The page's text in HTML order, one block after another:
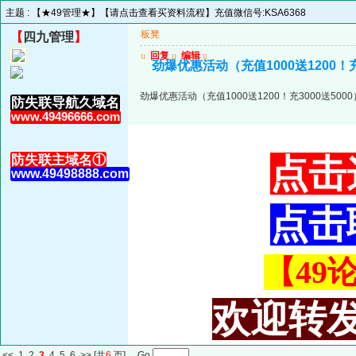
主题 : 【★49管理★】【请点击查看买资料流程】充值微信号:KSA6368
【 四九管理 】
防失联导航久域名
www.49496666.com
防失联主域名①
www.49498888.com
板凳
u 回复 u 编辑 u
劲爆优惠活动（充值1000送1200！
劲爆优惠活动（充值1000送1200！充3000送5000
点
点
【49
欢迎转